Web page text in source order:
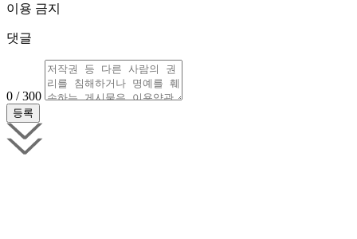
이용 금지
댓글
0 / 300